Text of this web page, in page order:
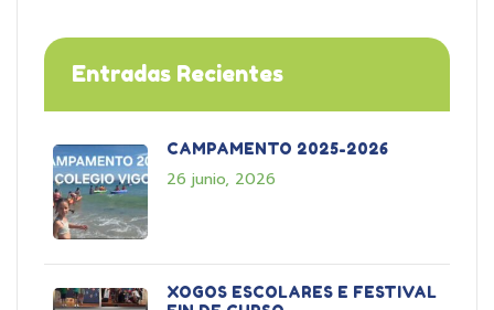
Entradas Recientes
CAMPAMENTO 2025-2026
26 junio, 2026
XOGOS ESCOLARES E FESTIVAL